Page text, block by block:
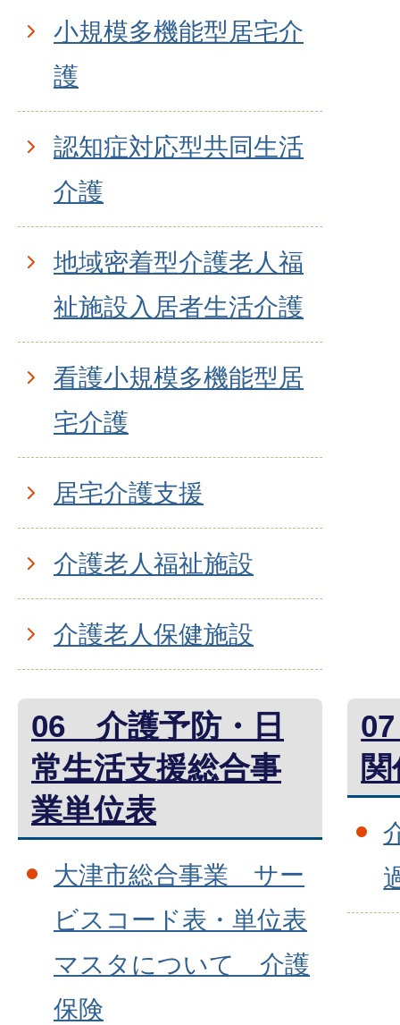
小規模多機能型居宅介
護
認知症対応型共同生活
介護
地域密着型介護老人福
祉施設入居者生活介護
看護小規模多機能型居
宅介護
居宅介護支援
介護老人福祉施設
介護老人保健施設
06 介護予防・日
常生活支援総合事
業単位表
大津市総合事業 サー
ビスコード表・単位表
マスタについて 介護
保険